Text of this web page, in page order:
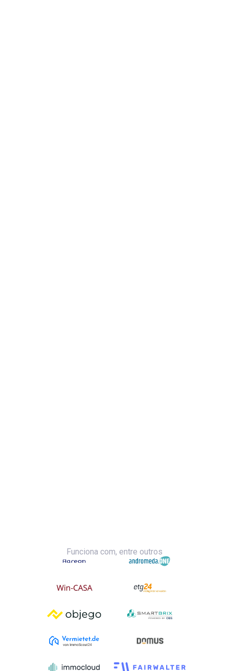
Funciona com, entre outros